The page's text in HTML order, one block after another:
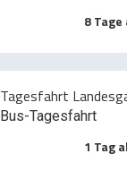
8 Tage
Tagesfahrt
Bus-Tagesfahrt
1 Tag